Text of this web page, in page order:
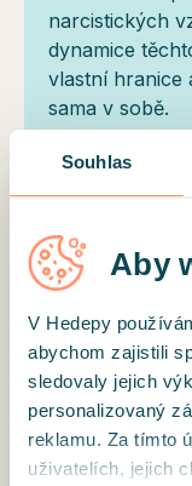
Souhlas
Aby
V Hedepy
abychom zajistili
sledovaly jejich
personalizovaný
reklamu. Za tímto
uživatelích, jejich
narcistických
dynamice
vlastní hranice
sama v sobě.
Motto
„Každá změna
Pojďme
Vzdělání a
Věřím, že
možností, než
bezpečný